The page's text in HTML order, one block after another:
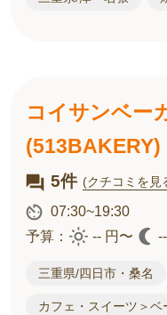
コイサンベー
(513BAKERY)
5件 (クチコミを見
07:30~19:30
予算：
-- 円〜
三重県/四日市・桑名
カフェ・スイーツ＞ベ